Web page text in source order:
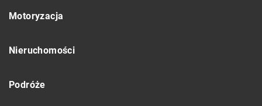
Motoryzacja
Nieruchomości
Podróże